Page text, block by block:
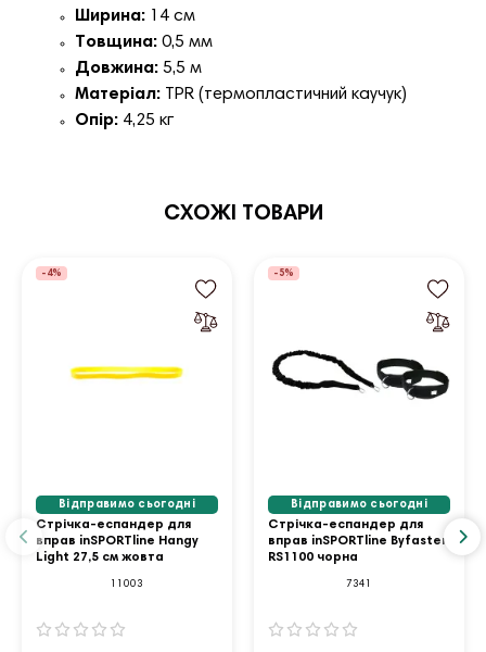
Ширина: 14 см
Товщина: 0,5 мм
Довжина: 5,5 м
Матеріал: TPR (термопластичний каучук)
Опір: 4,25 кг
СХОЖІ ТОВАРИ
-4%
Відправимо сьогодні
Стрічка-еспандер для
вправ inSPORTline Hangy
Light 27,5 см жовта
11003
-5%
Відправимо сьогодні
Стрічка-еспандер для
вправ inSPORTline Byfaster
RS1100 чорна
7341